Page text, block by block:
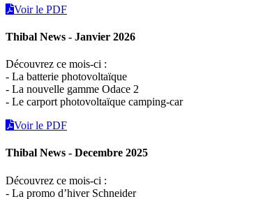
Voir le PDF
Thibal News - Janvier 2026
Découvrez ce mois-ci :
- La batterie photovoltaïque
- La nouvelle gamme Odace 2
- Le carport photovoltaïque camping-car
Voir le PDF
Thibal News - Decembre 2025
Découvrez ce mois-ci :
- La promo d’hiver Schneider